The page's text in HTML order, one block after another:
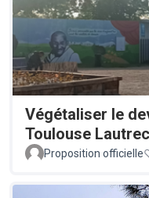
Végétaliser le
Toulouse Lautrec
Proposition officielle